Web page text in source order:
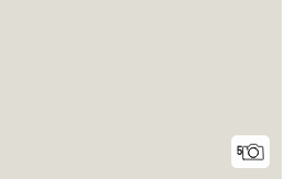
5